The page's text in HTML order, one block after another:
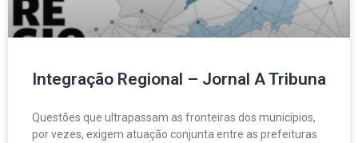
Integração Regional – Jornal A Tribuna
Questões que ultrapassam as fronteiras dos municípios,
por vezes, exigem atuação conjunta entre as prefeituras